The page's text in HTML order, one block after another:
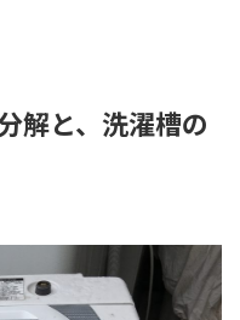
解と、洗濯槽の